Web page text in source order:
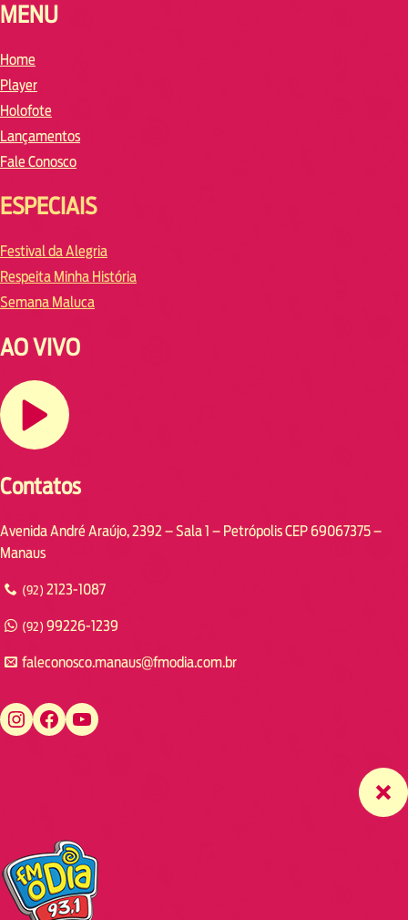
MENU
Home
Player
Holofote
Lançamentos
Fale Conosco
ESPECIAIS
Festival da Alegria
Respeita Minha História
Semana Maluca
AO VIVO
Contatos
Avenida André Araújo, 2392 – Sala 1 – Petrópolis CEP 69067375 –
Manaus
(92) 2123-1087
(92) 99226-1239
faleconosco.manaus@fmodia.com.br
https://www.instagram.com/fmodiamanaus/ https://www.facebook.com/fmodiamanaus https://www.youtube.com/user/radiofmodia